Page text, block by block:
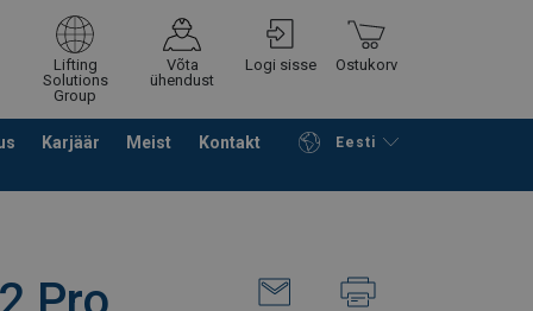
Lifting
Solutions
Group
Võta
ühendust
Logi sisse Ostukorv
Karjäär Meist Kontakt Eesti
Jätka ostlemist Edasi ostukorvi